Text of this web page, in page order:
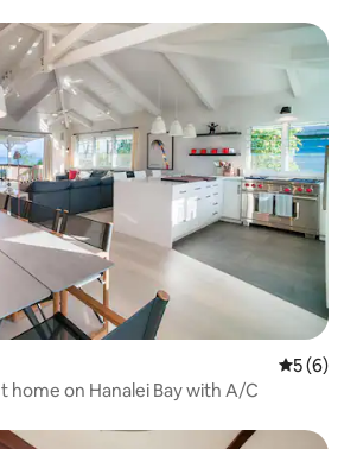
5 (6)
home on Hanalei Bay with A/C